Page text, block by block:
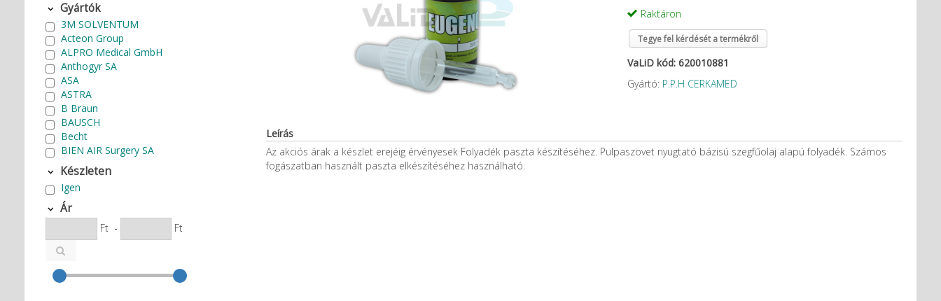
Raktáron
Tegye fel kérdését a termékről
VaLiD kód: 620010881
Gyártó: P.P.H CERKAMED
Leírás
Az akciós árak a készlet erejéig érvényesek Folyadék paszta készítéséhez. Pulpaszövet nyugtató bázisú szegfűolaj alapú folyadék. Számos
fogászatban használt paszta elkészítéséhez használható.
Gyártók
3M SOLVENTUM
Acteon Group
ALPRO Medical GmbH
Anthogyr SA
ASA
ASTRA
B Braun
BAUSCH
Becht
BIEN AIR Surgery SA
Bode Chemie
Cardex
Carlo de Giorgi srl
CATTANI SpA
CAVEX
Cefla S.C.
CEMM Dental High Tech Ltd.
Coxo Medical Instrument Co.
Készleten
Igen
Ár
Ft - Ft